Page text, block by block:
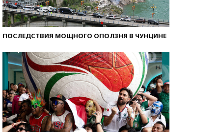
ПОСЛЕДСТВИЯ МОЩНОГО ОПОЛЗНЯ В ЧУНЦИНЕ